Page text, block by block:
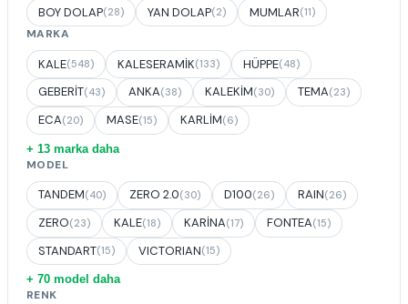
BOY DOLAP(28) YAN DOLAP(2) MUMLAR(11)
MARKA
KALE(548) KALESERAMİK(133) HÜPPE(48)
GEBERİT(43) ANKA(38) KALEKİM(30) TEMA(23)
ECA(20) MASE(15) KARLİM(6)
+ 13 marka daha
MODEL
TANDEM(40) ZERO 2.0(30) D100(26) RAIN(26)
ZERO(23) KALE(18) KARİNA(17) FONTEA(15)
STANDART(15) VICTORIAN(15)
+ 70 model daha
RENK